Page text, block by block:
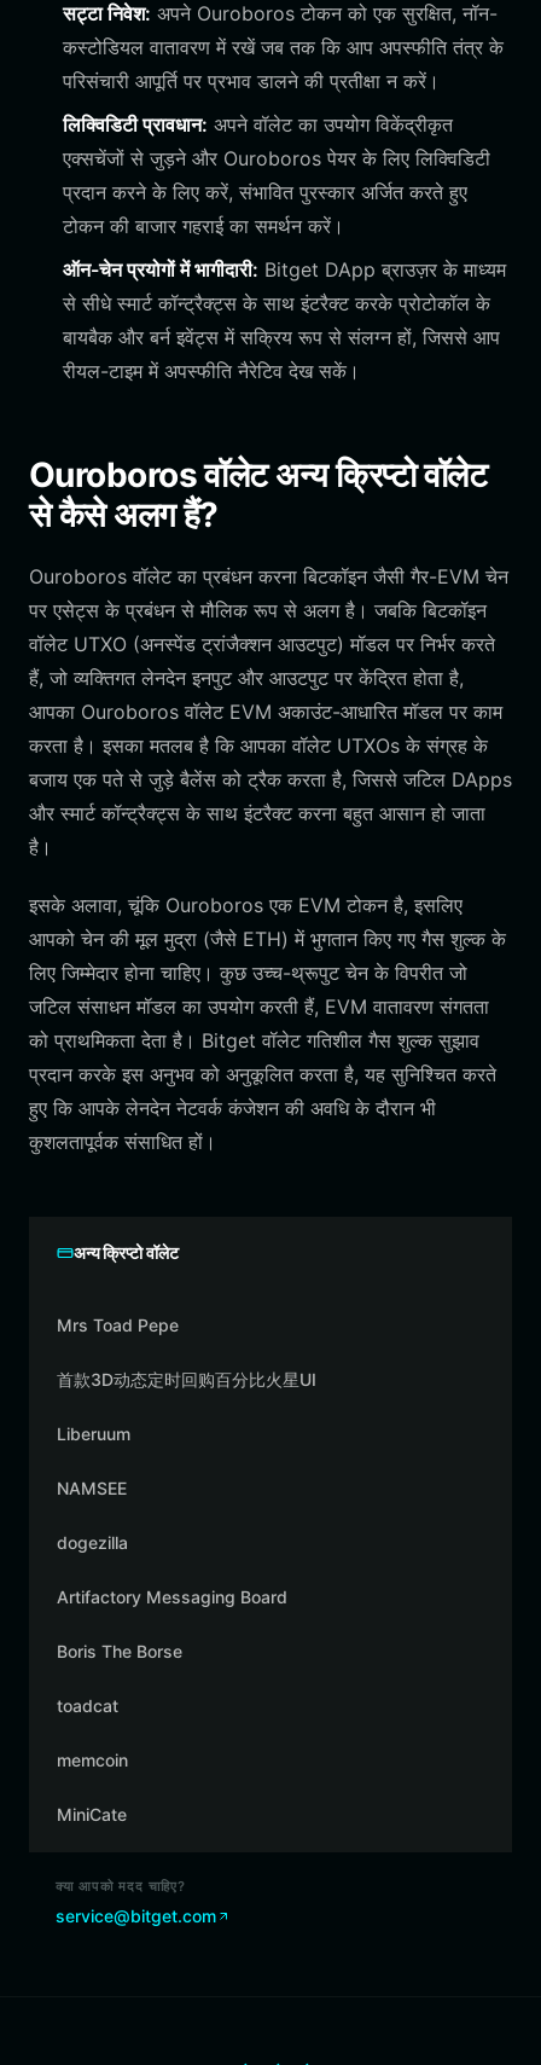
सट्टा निवेश: अपने Ouroboros टोकन को एक सुरक्षित, नॉन-
कस्टोडियल वातावरण में रखें जब तक कि आप अपस्फीति तंत्र के
परिसंचारी आपूर्ति पर प्रभाव डालने की प्रतीक्षा न करें।
लिक्विडिटी प्रावधान: अपने वॉलेट का उपयोग विकेंद्रीकृत
एक्सचेंजों से जुड़ने और Ouroboros पेयर के लिए लिक्विडिटी
प्रदान करने के लिए करें, संभावित पुरस्कार अर्जित करते हुए
टोकन की बाजार गहराई का समर्थन करें।
ऑन-चेन प्रयोगों में भागीदारी: Bitget DApp ब्राउज़र के माध्यम
से सीधे स्मार्ट कॉन्ट्रैक्ट्स के साथ इंटरैक्ट करके प्रोटोकॉल के
बायबैक और बर्न इवेंट्स में सक्रिय रूप से संलग्न हों, जिससे आप
रीयल-टाइम में अपस्फीति नैरेटिव देख सकें।
Ouroboros वॉलेट अन्य क्रिप्टो वॉलेट
से कैसे अलग हैं?
Ouroboros वॉलेट का प्रबंधन करना बिटकॉइन जैसी गैर-EVM चेन
पर एसेट्स के प्रबंधन से मौलिक रूप से अलग है। जबकि बिटकॉइन
वॉलेट UTXO (अनस्पेंड ट्रांजैक्शन आउटपुट) मॉडल पर निर्भर करते
हैं, जो व्यक्तिगत लेनदेन इनपुट और आउटपुट पर केंद्रित होता है,
आपका Ouroboros वॉलेट EVM अकाउंट-आधारित मॉडल पर काम
करता है। इसका मतलब है कि आपका वॉलेट UTXOs के संग्रह के
बजाय एक पते से जुड़े बैलेंस को ट्रैक करता है, जिससे जटिल DApps
और स्मार्ट कॉन्ट्रैक्ट्स के साथ इंटरैक्ट करना बहुत आसान हो जाता
है।
इसके अलावा, चूंकि Ouroboros एक EVM टोकन है, इसलिए
आपको चेन की मूल मुद्रा (जैसे ETH) में भुगतान किए गए गैस शुल्क के
लिए जिम्मेदार होना चाहिए। कुछ उच्च-थ्रूपुट चेन के विपरीत जो
जटिल संसाधन मॉडल का उपयोग करती हैं, EVM वातावरण संगतता
को प्राथमिकता देता है। Bitget वॉलेट गतिशील गैस शुल्क सुझाव
प्रदान करके इस अनुभव को अनुकूलित करता है, यह सुनिश्चित करते
हुए कि आपके लेनदेन नेटवर्क कंजेशन की अवधि के दौरान भी
कुशलतापूर्वक संसाधित हों।
अन्य क्रिप्टो वॉलेट
Mrs Toad Pepe
首款3D动态定时回购百分比火星UI
Liberuum
NAMSEE
dogezilla
Artifactory Messaging Board
Boris The Borse
toadcat
memcoin
MiniCate
क्या आपको मदद चाहिए?
service@bitget.com